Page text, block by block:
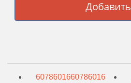
Добавить
6078601660786016